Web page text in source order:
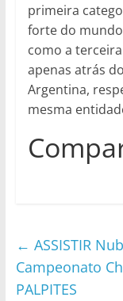
primeira
forte do
como a
apenas atrás
Argentina,
mesma
← ASSISTIR
Campeonato
PALPITES